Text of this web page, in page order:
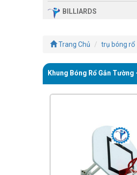
BILLIARDS
ĐÌNH
THIẾT BỊ PHÒNG GYM
IMPULSE FITNESS
THIẾT BỊ PHÒNG GYM
TRƯỜNG
Trang Chủ trụ bóng rổ
Khung Bóng Rổ Gắn Tường